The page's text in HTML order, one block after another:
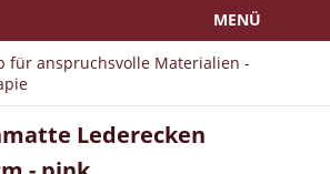
MENÜ
für anspruchsvolle Materialien -
Lederecken